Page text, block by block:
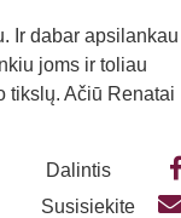
Ir dabar apsilankau
joms ir toliau
tikslų. Ačiū Renatai
Dalintis
Susisiekite